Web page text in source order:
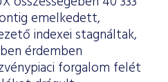
emelkedett,
indexei stagnáltak,
érdemben
forgalom felét